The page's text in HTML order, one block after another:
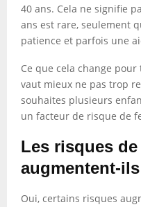
40 ans. Cela ne signifie
ans est rare, seulement
patience et parfois une
Ce que cela change pour
vaut mieux ne pas trop
souhaites plusieurs
un facteur de risque de
Les risques
augmentent-ils
Oui, certains risques